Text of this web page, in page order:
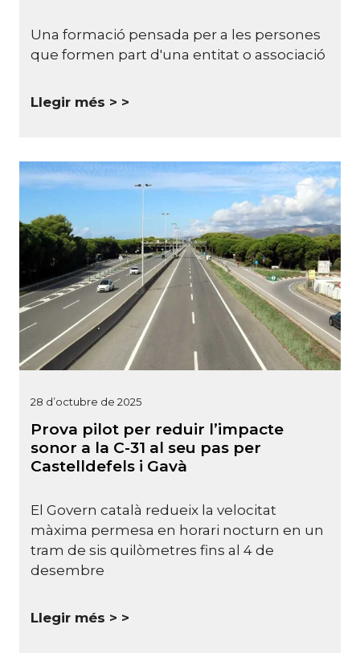
Una formació pensada per a les persones
que formen part d'una entitat o associació
Llegir més >
28 d’octubre de 2025
Prova pilot per reduir l’impacte
sonor a la C-31 al seu pas per
Castelldefels i Gavà
El Govern català redueix la velocitat
màxima permesa en horari nocturn en un
tram de sis quilòmetres fins al 4 de
desembre
Llegir més >